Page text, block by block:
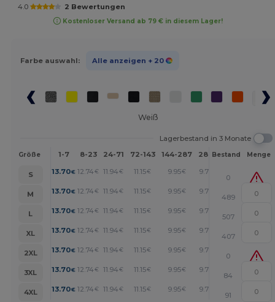
4.0 2 Bewertungen
Kostenloser Versand ab 79 € in diesem Lager!
Farbe auswahl: Alle anzeigen + 20
Weiß
Lagerbestand in 3 Monate
Größe 1-7 8-23 24-71 72-143 144-287 288 + Mehr
Bestand Menge
S 13.70€ 12.74 € 11.94 € 11.15€ 9.95€ 9.72
0
M
13.70€ 12.74 € 11.94 € 11.15€ 9.95€ 9.72 +
489
L
13.70€ 12.74 € 11.94 € 11.15€ 9.95€ 9.72 +
507
XL
13.70€ 12.74 € 11.94 € 11.15€ 9.95€ 9.72 +
407
2XL
13.70€ 12.74 € 11.94 € 11.15€ 9.95€ 9.72
0
3XL
13.70€ 12.74 € 11.94 € 11.15€ 9.95€ 9.72
84
4XL
13.70€ 12.74 € 11.94 € 11.15€ 9.95€ 9.72
91